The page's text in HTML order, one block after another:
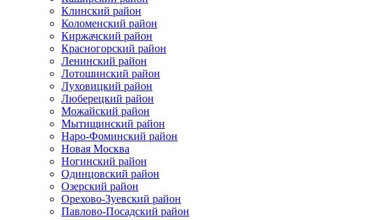
Клинский район
Коломенский район
Киржачский район
Красногорский район
Ленинский район
Лотошинский район
Луховицкий район
Люберецкий район
Можайский район
Мытищинский район
Наро-Фоминский район
Новая Москва
Ногинский район
Одинцовский район
Озерский район
Орехово-Зуевский район
Павлово-Посадский район